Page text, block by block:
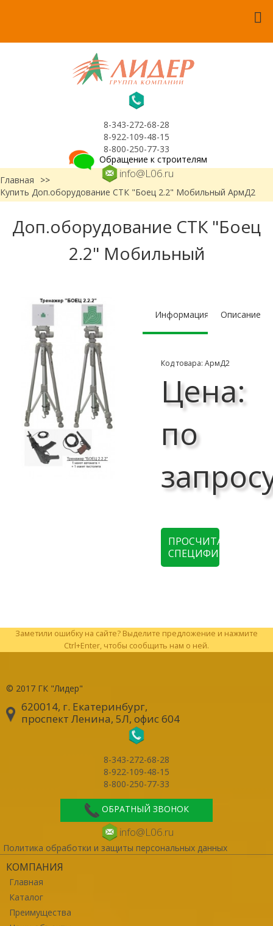
8-343-272-68-28
8-922-109-48-15
8-800-250-77-33
info@L06.ru
Обращение к строителям
Главная
>>
Купить Доп.оборудование СТК "Боец 2.2" Мобильный АрмД2
Доп.оборудование СТК "Боец
2.2" Мобильный
Информация Описание
Код товара: АрмД2
Цена:
по
ПРОСЧИТАТЬ
СПЕЦИФИКАЦИЮ
Заметили ошибку на сайте? Выделите предложение и нажмите
Ctrl+Enter, чтобы сообщить нам о ней.
© 2017 ГК "Лидер"
620014, г. Екатеринбург,
проспект Ленина, 5Л, офис 604
8-343-272-68-28
8-922-109-48-15
8-800-250-77-33
ОБРАТНЫЙ ЗВОНОК
info@L06.ru
Политика обработки и защиты персональных данных
КОМПАНИЯ
Главная
Каталог
Преимущества